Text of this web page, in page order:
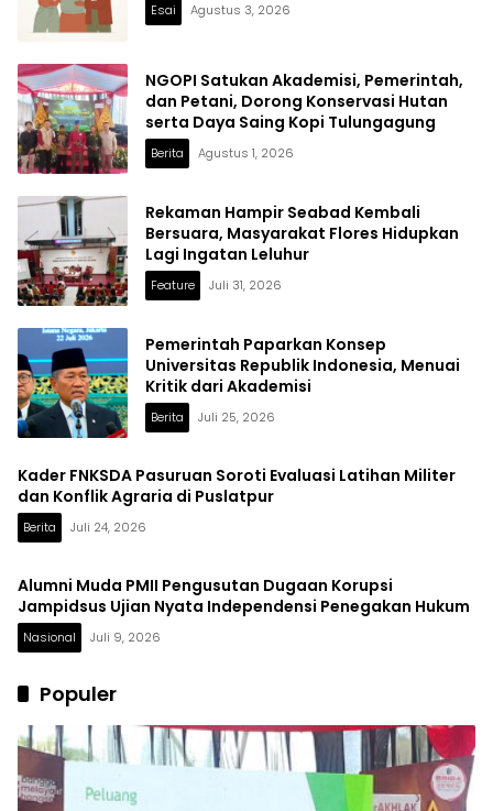
Esai Agustus 3, 2026
NGOPI Satukan Akademisi, Pemerintah,
dan Petani, Dorong Konservasi Hutan
serta Daya Saing Kopi Tulungagung
Berita Agustus 1, 2026
Rekaman Hampir Seabad Kembali
Bersuara, Masyarakat Flores Hidupkan
Lagi Ingatan Leluhur
Feature Juli 31, 2026
Pemerintah Paparkan Konsep
Universitas Republik Indonesia, Menuai
Kritik dari Akademisi
Berita Juli 25, 2026
Kader FNKSDA Pasuruan Soroti Evaluasi Latihan Militer
dan Konflik Agraria di Puslatpur
Berita Juli 24, 2026
Alumni Muda PMII Pengusutan Dugaan Korupsi
Jampidsus Ujian Nyata Independensi Penegakan Hukum
Nasional Juli 9, 2026
Populer